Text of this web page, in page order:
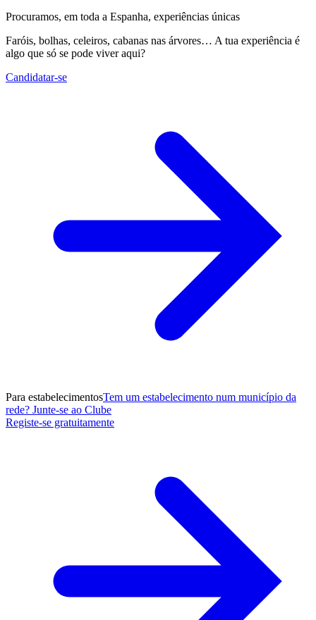
Procuramos, em toda a Espanha, experiências únicas
Faróis, bolhas, celeiros, cabanas nas árvores… A tua experiência é
algo que só se pode viver aqui?
Candidatar-se
Para estabelecimentosTem um estabelecimento num município da
rede? Junte-se ao Clube
Registe-se gratuitamente